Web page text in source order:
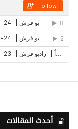
أحدث المقالات